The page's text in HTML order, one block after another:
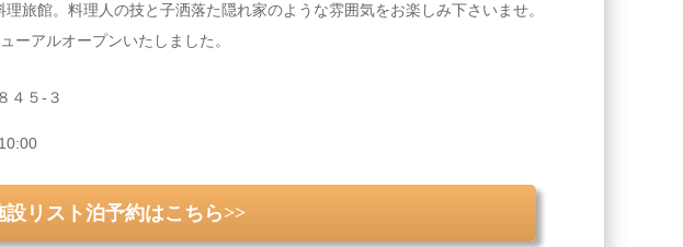
旅館。料理人の技と子洒落た隠れ家のような雰囲気をお楽しみ下さいませ。
ーアルオープンいたしました。
４５‐３
リスト泊予約はこちら>>